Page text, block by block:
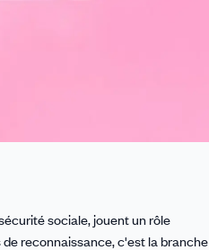
sociale, jouent un rôle
reconnaissance, c'est la branche